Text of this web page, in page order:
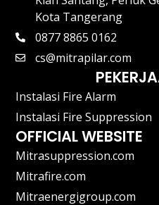
Kota Tangerang
0877 8865 0162
cs@mitrapilar.com
Instalasi Fire Alarm
Instalasi Fire Suppression
OFFICIAL WEBSITE
Mitrasuppression.com
Mitrafire.com
Mitraenergigroup.com